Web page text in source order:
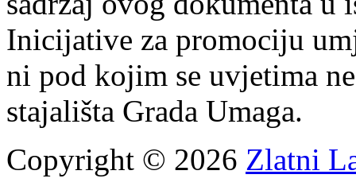
Inicijative za promociju
ni pod kojim se uvjetima
stajališta Grada Umaga.
Copyright © 2026 Zlatni